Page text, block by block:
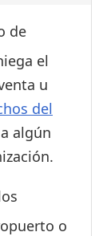
de
el
u
del
algún
o